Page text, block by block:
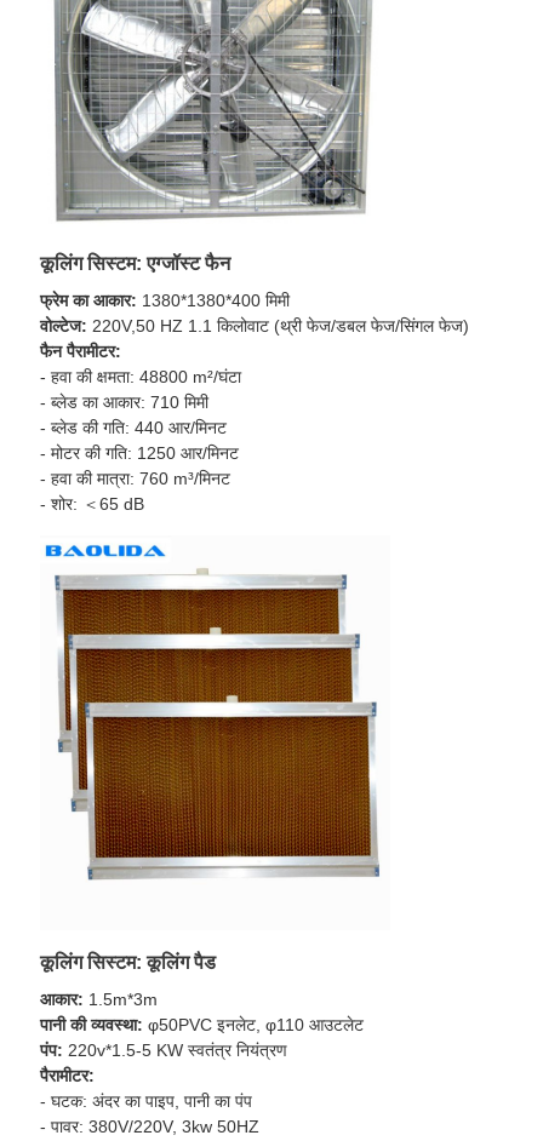
कूलिंग सिस्टम: एग्जॉस्ट फैन
फ्रेम का आकार: 1380*1380*400 मिमी
वोल्टेज: 220V,50 HZ 1.1 किलोवाट (थ्री फेज/डबल फेज/सिंगल फेज)
फैन पैरामीटर:
- हवा की क्षमता: 48800 m²/घंटा
- ब्लेड का आकार: 710 मिमी
- ब्लेड की गति: 440 आर/मिनट
- मोटर की गति: 1250 आर/मिनट
- हवा की मात्रा: 760 m³/मिनट
- शोर: ＜65 dB
कूलिंग सिस्टम: कूलिंग पैड
आकार: 1.5m*3m
पानी की व्यवस्था: φ50PVC इनलेट, φ110 आउटलेट
पंप: 220v*1.5-5 KW स्वतंत्र नियंत्रण
पैरामीटर:
- घटक: अंदर का पाइप, पानी का पंप
- पावर: 380V/220V, 3kw 50HZ